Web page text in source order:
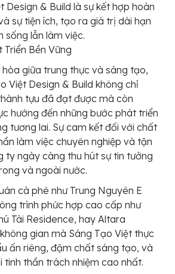
Design & Build là sự kết hợp hoàn
sự tiện ích, tạo ra giá trị dài hạn
sống lẫn làm việc.
Triển Bền Vững
hòa giữa trung thực và sáng tạo,
Việt Design & Build không chỉ
tựu đã đạt được mà còn
hướng đến những bước phát triển
tương lai. Sự cam kết đối với chất
làm việc chuyên nghiệp và tận
ty ngày càng thu hút sự tin tưởng
và ngoài nước.
cà phê như Trung Nguyên E
trình phức hợp cao cấp như
Tài Residence, hay Altara
gian mà Sáng Tạo Việt thực
ấn riêng, đậm chất sáng tạo, và
tinh thần trách nhiệm cao nhất.